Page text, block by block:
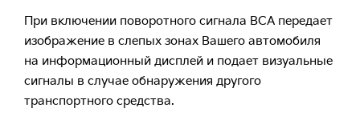
При включении поворотного сигнала BCA передает
изображение в слепых зонах Вашего автомобиля
на информационный дисплей и подает визуальные
сигналы в случае обнаружения другого
транспортного средства.